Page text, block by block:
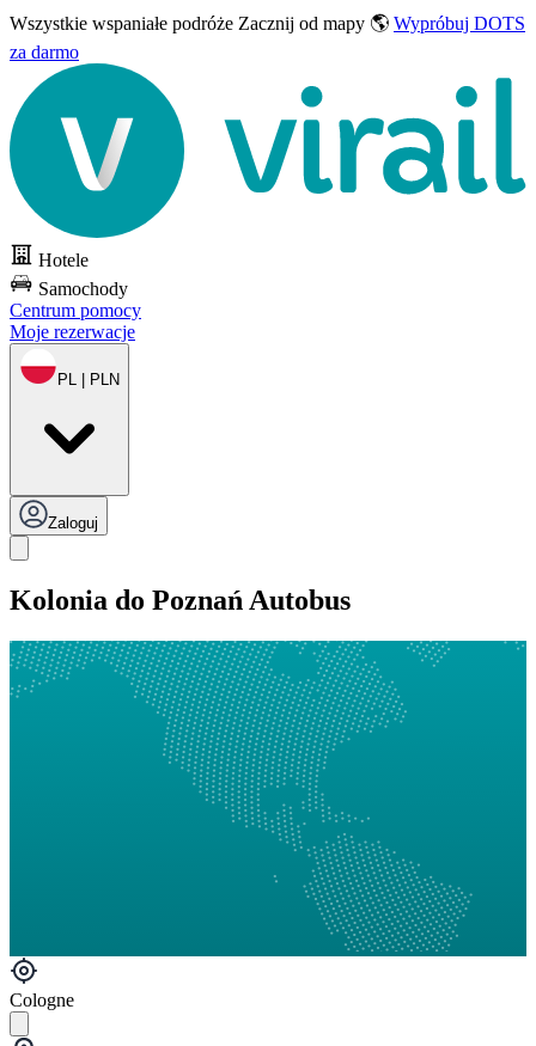
Wszystkie wspaniałe podróże Zacznij od mapy 🌎 Wypróbuj DOTS
za darmo
Hotele
Samochody
Centrum pomocy
Moje rezerwacje
PL | PLN
Zaloguj
Kolonia do Poznań Autobus
Cologne